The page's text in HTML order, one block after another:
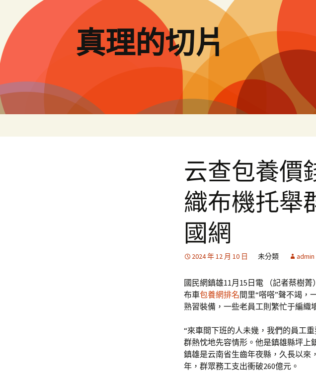
要
內
容
真理的切片
云查包養價
織布機托舉
國網
2024 年 12 月 10 日 未分類 admin
國民網鎮雄11月15日電 （記者蔡樹
布車包養網排名間里“嗒嗒”聲不竭，
熟習裝備，一些老員工則繁忙于編織
“來車間下班的人未幾，我們的員工
群熱忱地先容情形。他是鎮雄縣坪上
鎮雄是云南省生齒年夜縣，久長以來
年，群眾務工支出衝破260億元。